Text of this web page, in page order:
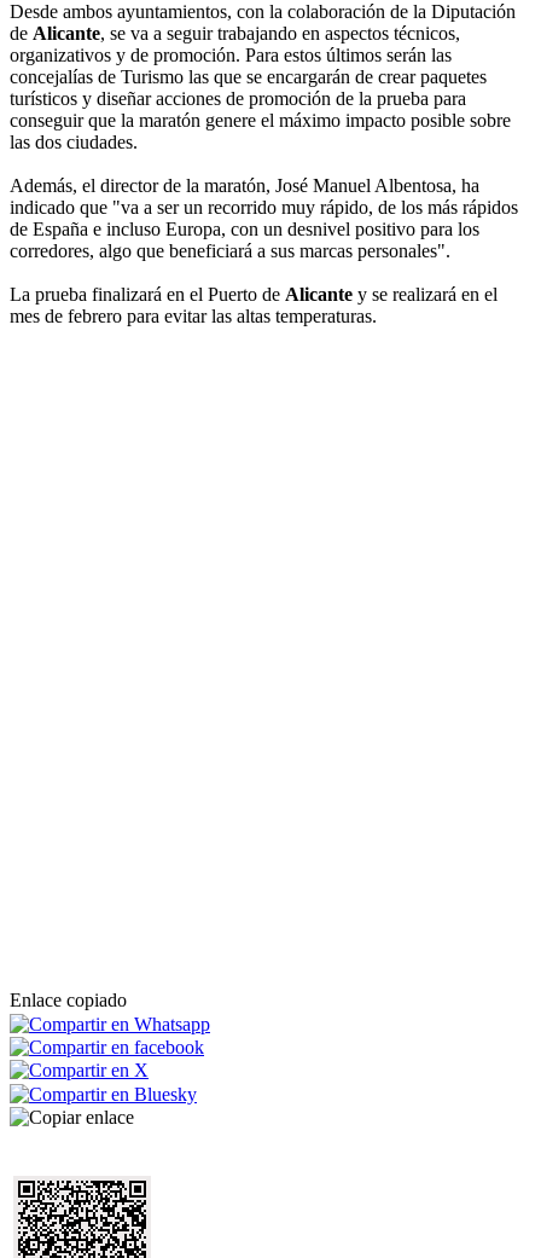
Desde ambos ayuntamientos, con la colaboración de la Diputación
de Alicante, se va a seguir trabajando en aspectos técnicos,
organizativos y de promoción. Para estos últimos serán las
concejalías de Turismo las que se encargarán de crear paquetes
turísticos y diseñar acciones de promoción de la prueba para
conseguir que la maratón genere el máximo impacto posible sobre
las dos ciudades.
Además, el director de la maratón, José Manuel Albentosa, ha
indicado que "va a ser un recorrido muy rápido, de los más rápidos
de España e incluso Europa, con un desnivel positivo para los
corredores, algo que beneficiará a sus marcas personales".
La prueba finalizará en el Puerto de Alicante y se realizará en el
mes de febrero para evitar las altas temperaturas.
Enlace copiado